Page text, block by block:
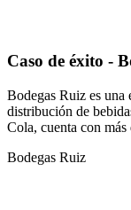
Caso de éxito -
Bodegas Ruiz es una
distribución de
Cola, cuenta con
Bodegas Ruiz